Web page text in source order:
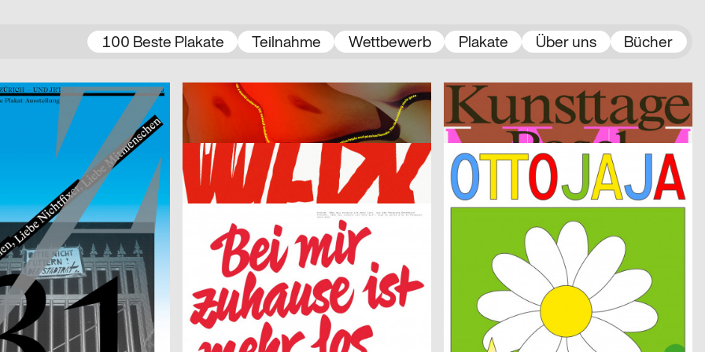
100 Beste Plakate Teilnahme Wettbewerb Plakate Über uns Bücher
CH
2023
Zürich – und jetzt?!
Linggi Annina
2023
male gaze
Stählin Alena, Tristesse CH
2023
Kunsttage Basel 2023
CH
2023
2023
SMILEINITIALPLUS D
2023
otto + JAJA
2023
CH
2023
Kunsthaus Biel, Eröffnungskampagne 2023
Queer Underground Movement Night Party
2023
Bureau Bernklau, Kuhn Johannes CH
2023
PHRE Festival
Marstaller Lukas D
Spector Books
D
2023
SUPERO